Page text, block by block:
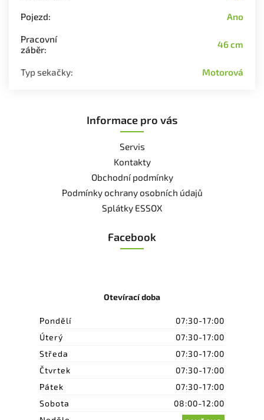
Pojezd: Ano
Pracovní
záběr: 46 cm
Typ sekačky: Motorová
Informace pro vás
Servis
Kontakty
Obchodní podmínky
Podmínky ochrany osobních údajů
Splátky ESSOX
Facebook
Otevírací doba
Pondělí
07:30-17:00
Úterý
07:30-17:00
Středa
07:30-17:00
Čtvrtek
07:30-17:00
Pátek
07:30-17:00
Sobota
08:00-12:00